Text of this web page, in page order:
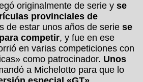
originalmente de serie y se
provinciales de
de estar unos años de serie se
competir, y fue en ese
en varias competiciones con
como patrocinador. Unos
a Michelotto para que lo